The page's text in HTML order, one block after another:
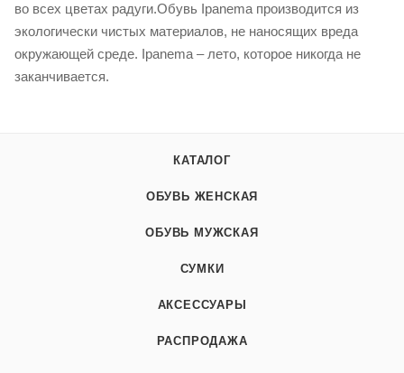
во всех цветах радуги.Обувь Ipanema производится из
экологически чистых материалов, не наносящих вреда
окружающей среде. Ipanema – лето, которое никогда не
заканчивается.
КАТАЛОГ
ОБУВЬ ЖЕНСКАЯ
ОБУВЬ МУЖСКАЯ
СУМКИ
АКСЕССУАРЫ
РАСПРОДАЖА